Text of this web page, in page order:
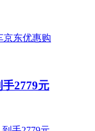
2779元